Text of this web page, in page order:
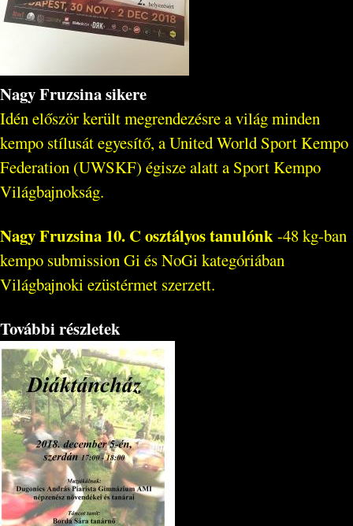
Nagy Fruzsina sikere
Idén először került megrendezésre a világ minden
kempo stílusát egyesítő, a United World Sport Kempo
Federation (UWSKF) égisze alatt a Sport Kempo
Világbajnokság.
Nagy Fruzsina 10. C osztályos tanulónk-48 kg-ban
kempo submission Gi és NoGi kategóriában
Világbajnoki ezüstérmet szerzett.
További részletek